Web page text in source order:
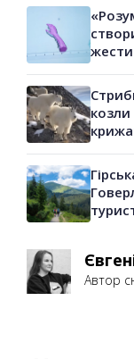
жести
Автор